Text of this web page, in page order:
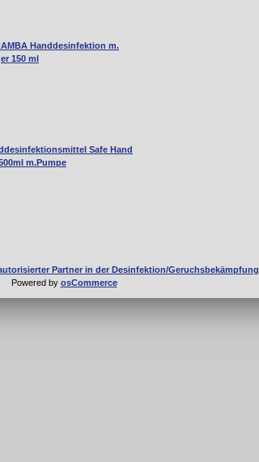
Handdesinfektion m.
150 ml
Safe Hand
m.Pumpe
Partner in der Desinfektion/Geruchsbekämpfung
Powered by osCommerce